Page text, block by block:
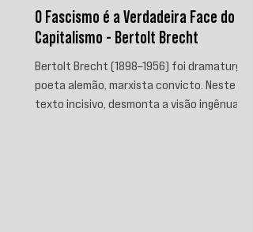
O Fascismo é a Verdadeira Face do
Capitalismo - Bertolt Brecht
Bertolt Brecht (1898–1956) foi dramaturgo e
poeta alemão, marxista convicto. Neste
texto incisivo, desmonta a visão ingênua